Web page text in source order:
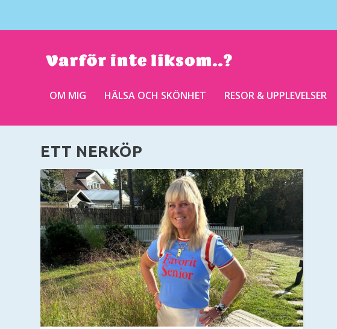
OM MIG HÄLSA OCH SKÖNHET RESOR & UPPLEVELSER
ETT NERKÖP